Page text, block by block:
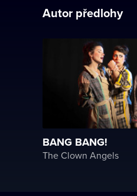
Autor předlohy
BANG BANG!
The Clown Angels